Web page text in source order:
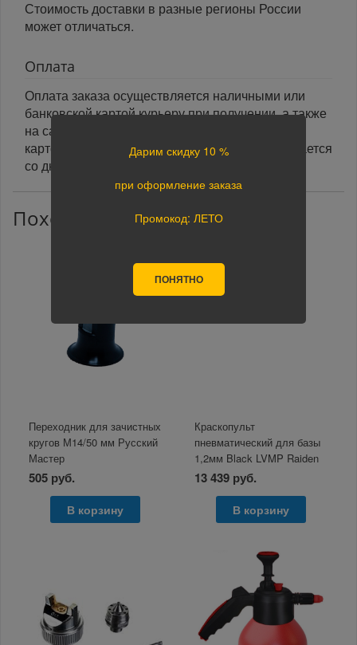
Стоимость доставки в разные регионы России
может отличаться.
Оплата
Оплата заказа осуществляется наличными или
банковской картой курьеру при получении, а также
на сайте при оформлении заказа. При оплате
картой на сайте указанный срок доставки считается
со дня поступления оплаты.
Похожие товары
Переходник для зачистных
кругов М14/50 мм Русский
Мастер
505 руб.
В корзину
Краскопульт
пневматический для базы
1,2мм Black LVMP Raiden
13 439 руб.
В корзину
Дарим скидку 10 %
при оформление заказа
Промокод: ЛЕТО
ПОНЯТНО